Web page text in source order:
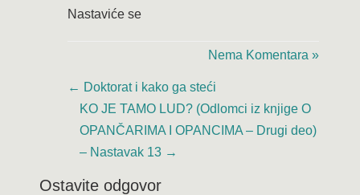
Nastaviće se
Nema Komentara »
← Doktorat i kako ga steći
KO JE TAMO LUD? (Odlomci iz knjige O
OPANČARIMA I OPANCIMA – Drugi deo)
– Nastavak 13 →
Ostavite odgovor